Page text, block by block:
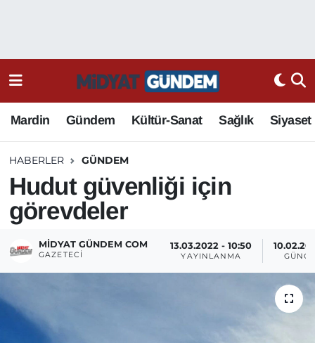
Mardin Gündem Kültür-Sanat Sağlık Siyaset
HABERLER GÜNDEM
Hudut güvenliği için
görevdeler
MIDYAT GÜNDEM COM
GAZETECI
13.03.2022 - 10:50
YAYINLANMA